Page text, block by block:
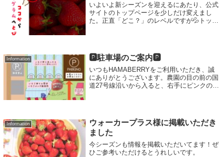
いよいよ新シーズンを迎えるにあたり、公式
サイトのトップページを少しだけ変えまし
た。正直「どこ？」のレベルですが💦トップ
Information 🅿駐車場のご案内🅿
いつもHAMABERRYをご利用いただき、誠
にありがとうございます。農園の目の前の国
道27号線沿いから入ると、右手にピンクのト
Information
ウォーカープラス様に掲載いただき
ました
今シーズンも情報を掲載いただいてます！ぜ
ひご参考いただけるとうれしいです。